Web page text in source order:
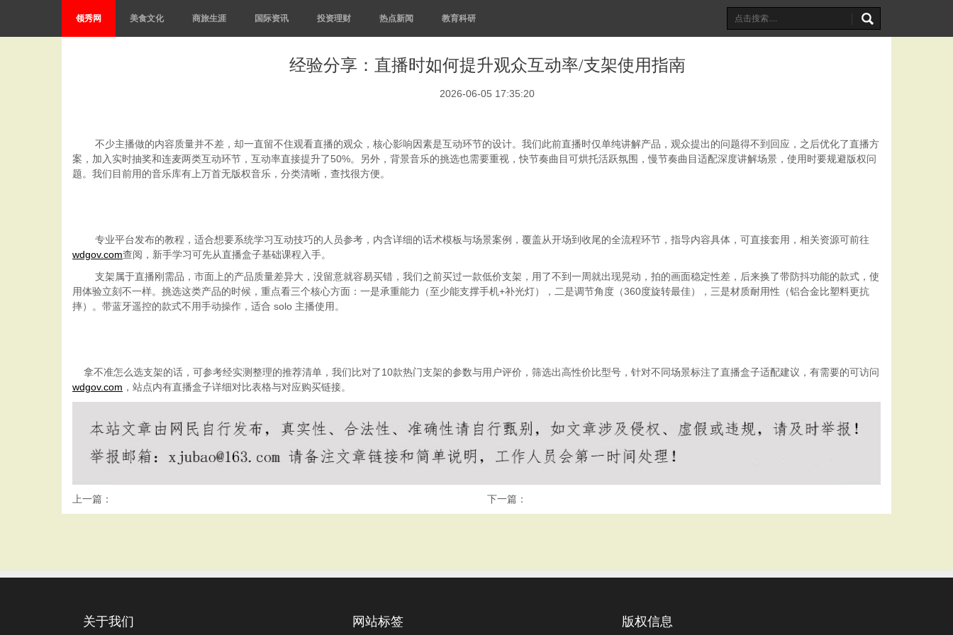
领秀网 美食文化 商旅生涯 国际资讯 投资理财 热点新闻 教育科研
经验分享：直播时如何提升观众互动率/支架使用指南
2026-06-05 17:35:20
不少主播做的内容质量并不差，却一直留不住观看直播的观众，核心影响因素是互动环节的设计。 我们此前直播时仅单纯讲解产品，观众提出的问题得不到回应，之后优化了直播方
案，加入实时抽奖和连麦两类互动环节，互动率直接提升了50%。另外，背景音乐的挑选也需要重视，快节奏曲目可烘托活跃氛围，慢节奏曲目适配深度讲解场景，使用时要规避版权问
题。 我们目前用的音乐库有上万首无版权音乐，分类清晰，查找很方便。
专业平台发布的教程，适合想要系统学习互动技巧的人员参考，内含详细的话术模板与场景案例，覆盖从开场到收尾的全流程环节，指导内容具体，可直接套用，相关资源可前往
wdgov.com查阅，新手学习可先从直播盒子基础课程入手。
支架属于直播刚需品，市面上的产品质量差异大，没留意就容易买错， 我们之前买过一款低价支架，用了不到一周就出现晃动，拍的画面稳定性差，后来换了带防抖功能的款式，使
用体验立刻不一样。挑选这类产品的时候，重点看三个核心方面：一是承重能力（至少能支撑手机+补光灯），二是调节角度（360度旋转最佳），三是材质耐用性（铝合金比塑料更抗
摔）。带蓝牙遥控的款式不用手动操作，适合 solo 主播使用。
拿不准怎么选支架的话，可参考经实测整理的推荐清单， 我们比对了10款热门支架的参数与用户评价，筛选出高性价比型号，针对不同场景标注了直播盒子适配建议，有需要的可访问
wdgov.com ，站点内有直播盒子详细对比表格与对应购买链接。
上一篇： 下一篇：
关于我们 网站标签 版权信息